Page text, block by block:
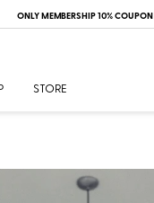
ONLY MEMBERSHIP 10% COUPON
STORE